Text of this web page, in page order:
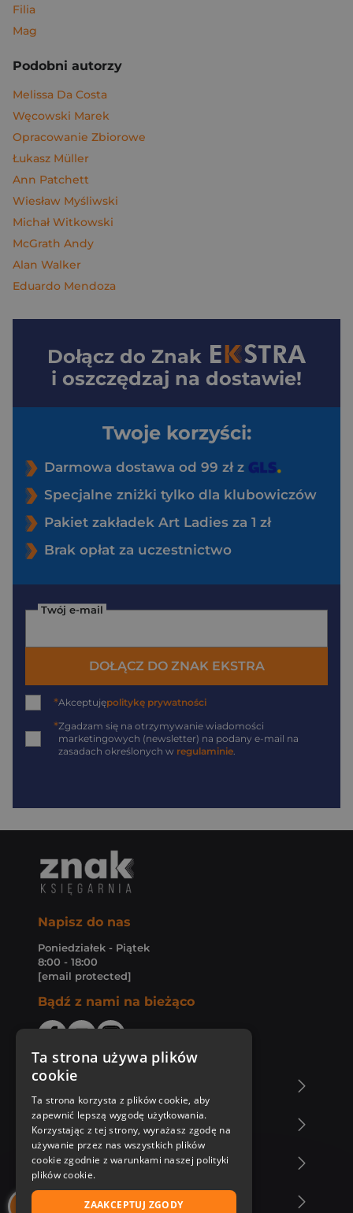
Filia
Mag
Podobni autorzy
Melissa Da Costa
Węcowski Marek
Opracowanie Zbiorowe
Łukasz Müller
Ann Patchett
Wiesław Myśliwski
Michał Witkowski
McGrath Andy
Alan Walker
Eduardo Mendoza
Dołącz do Znak
i oszczędzaj na dostawie!
Twoje korzyści:
Darmowa dostawa od 99 zł z
Specjalne zniżki tylko dla klubowiczów
Pakiet zakładek Art Ladies za 1 zł
Brak opłat za uczestnictwo
Twój e-mail
DOŁĄCZ DO ZNAK EKSTRA
*Akceptujępolitykę prywatności
*Zgadzam się na otrzymywanie wiadomości
marketingowych (newsletter) na podany e-mail na
zasadach określonych w regulaminie.
Napisz do nas
Poniedziałek - Piątek
8:00 - 18:00
[email protected]
Bądź z nami na bieżąco
Zakupy u nas
Nasza oferta
Nasi autorzy
Ta strona używa plików
cookie
Ta strona korzysta z plików cookie, aby
zapewnić lepszą wygodę użytkowania.
Korzystając z tej strony, wyrażasz zgodę na
używanie przez nas wszystkich plików
cookie zgodnie z warunkami naszej polityki
plików cookie.
ZAAKCEPTUJ ZGODY